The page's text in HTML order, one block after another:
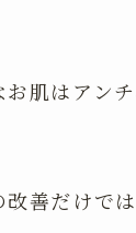
肌はアン
善だけでは